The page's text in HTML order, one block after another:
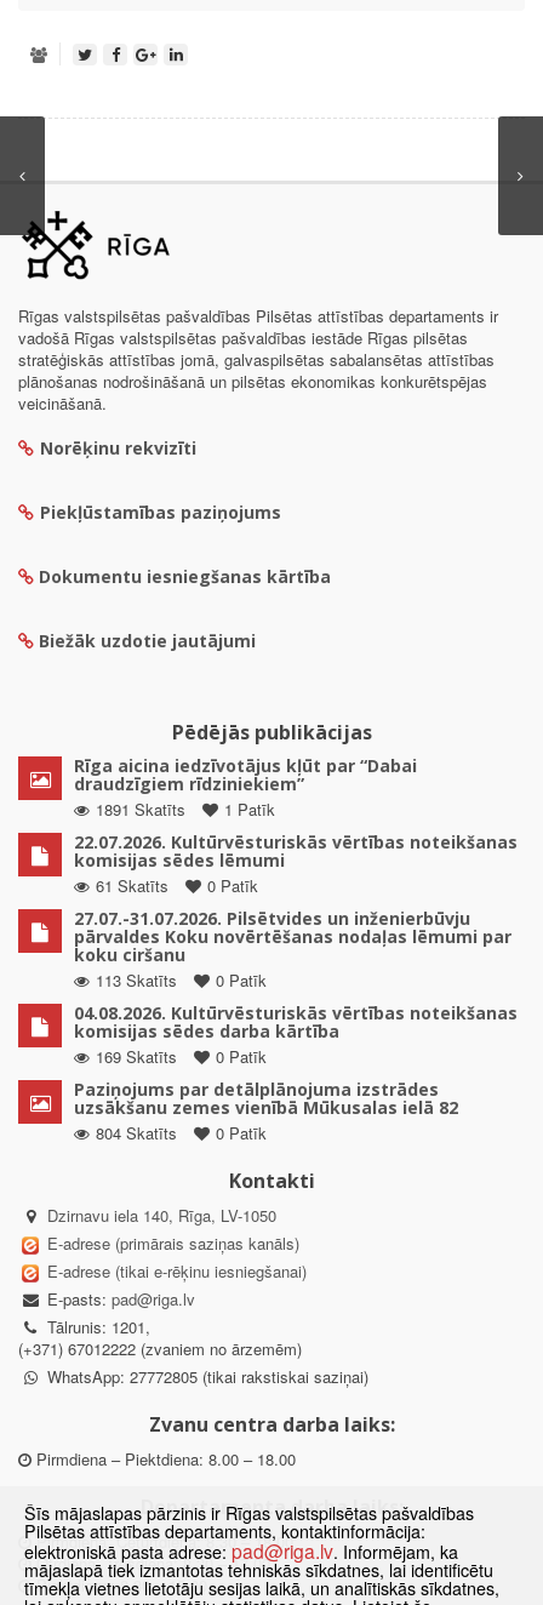
Rīgas valstspilsētas pašvaldības Pilsētas attīstības departaments ir
vadošā Rīgas valstspilsētas pašvaldības iestāde Rīgas pilsētas
stratēģiskās attīstības jomā, galvaspilsētas sabalansētas attīstības
plānošanas nodrošināšanā un pilsētas ekonomikas konkurētspējas
veicināšanā.
Norēķinu rekvizīti
Piekļūstamības paziņojums
Dokumentu iesniegšanas kārtība
Biežāk uzdotie jautājumi
Pēdējās publikācijas
Rīga aicina iedzīvotājus kļūt par “Dabai
draudzīgiem rīdziniekiem”
1891 Skatīts
1 Patīk
22.07.2026. Kultūrvēsturiskās vērtības noteikšanas
komisijas sēdes lēmumi
61 Skatīts
0 Patīk
27.07.-31.07.2026. Pilsētvides un inženierbūvju
pārvaldes Koku novērtēšanas nodaļas lēmumi par
koku ciršanu
113 Skatīts
0 Patīk
04.08.2026. Kultūrvēsturiskās vērtības noteikšanas
komisijas sēdes darba kārtība
169 Skatīts
0 Patīk
Paziņojums par detālplānojuma izstrādes
uzsākšanu zemes vienībā Mūkusalas ielā 82
804 Skatīts
0 Patīk
Kontakti
Dzirnavu iela 140, Rīga, LV-1050
E-adrese (primārais saziņas kanāls)
E-adrese (tikai e-rēķinu iesniegšanai)
E-pasts: pad@riga.lv
Tālrunis: 1201,
(+371) 67012222 (zvaniem no ārzemēm)
WhatsApp: 27772805 (tikai rakstiskai saziņai)
Zvanu centra darba laiks:
Pirmdiena – Piektdiena: 8.00 – 18.00
Departamenta darba laiks:
Pirmdiena, Ceturtdiena: 8.30 – 18.00
Otrdiena, Trešdiena: 8.30 – 17.00
Piektdiena: 8.30 – 15.00
Šīs mājaslapas pārzinis ir Rīgas valstspilsētas pašvaldības
Pilsētas attīstības departaments, kontaktinformācija:
elektroniskā pasta adrese: pad@riga.lv. Informējam, ka
mājaslapā tiek izmantotas tehniskās sīkdatnes, lai identificētu
tīmekļa vietnes lietotāju sesijas laikā, un analītiskās sīkdatnes,